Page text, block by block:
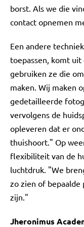
borst. Als we die
contact opnemen
Een andere
toepassen, komt
gebruiken ze die
maken. Wij maken
gedetailleerde
vervolgens de
opleveren dat er
thuishoort." Op
flexibiliteit van de
luchtdruk. "We
zo zien of
zijn."
Jheronimus